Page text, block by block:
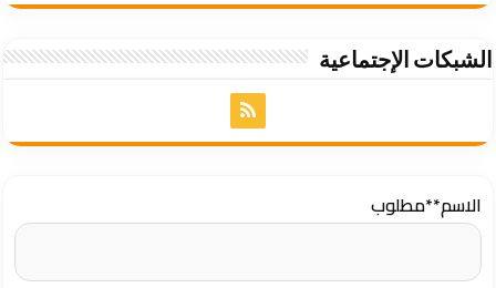
الشبكات الإجتماعية
الاسم**مطلوب